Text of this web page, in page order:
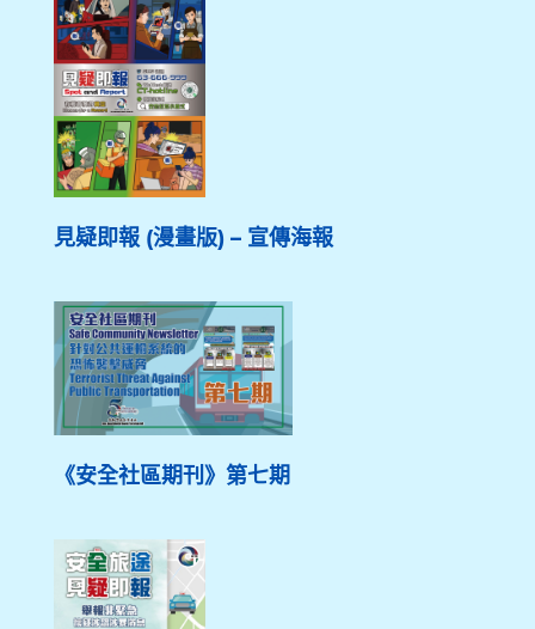
見疑即報 (漫畫版) – 宣傳海報
《安全社區期刊》第七期